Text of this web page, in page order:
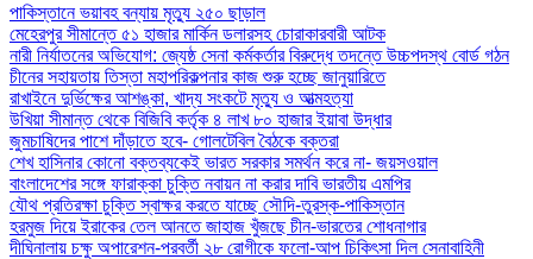
পাকিস্তানে ভয়াবহ বন্যায় মৃত্যু ২৫০ ছাড়াল
মেহেরপুর সীমান্তে ৫১ হাজার মার্কিন ডলারসহ চোরাকারবারী আটক
নারী নির্যাতনের অভিযোগ: জ্যেষ্ঠ সেনা কর্মকর্তার বিরুদ্ধে তদন্তে উচ্চপদস্থ বোর্ড গঠন
চীনের সহায়তায় তিস্তা মহাপরিকল্পনার কাজ শুরু হচ্ছে জানুয়ারিতে
রাখাইনে দুর্ভিক্ষের আশঙ্কা, খাদ্য সংকটে মৃত্যু ও আত্মহত্যা
উখিয়া সীমান্ত থেকে বিজিবি কর্তৃক ৪ লাখ ৮০ হাজার ইয়াবা উদ্ধার
জুমচাষিদের পাশে দাঁড়াতে হবে- গোলটেবিল বৈঠকে বক্তরা
শেখ হাসিনার কোনো বক্তব্যকেই ভারত সরকার সমর্থন করে না- জয়সওয়াল
বাংলাদেশের সঙ্গে ফারাক্কা চুক্তি নবায়ন না করার দাবি ভারতীয় এমপির
যৌথ প্রতিরক্ষা চুক্তি স্বাক্ষর করতে যাচ্ছে সৌদি-তুরস্ক-পাকিস্তান
হরমুজ দিয়ে ইরাকের তেল আনতে জাহাজ খুঁজছে চীন-ভারতের শোধনাগার
দীঘিনালায় চক্ষু অপারেশন-পরবর্তী ২৮ রোগীকে ফলো-আপ চিকিৎসা দিল সেনাবাহিনী